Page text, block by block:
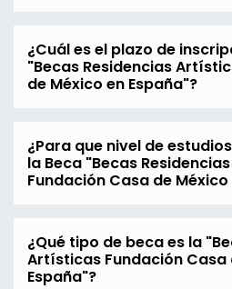
¿Cuál es el plazo de
"Becas Residencias
de México en España"?
¿Para que nivel de
la Beca "Becas
Fundación Casa de México
¿Qué tipo de beca es la
Artísticas Fundación Casa
España"?